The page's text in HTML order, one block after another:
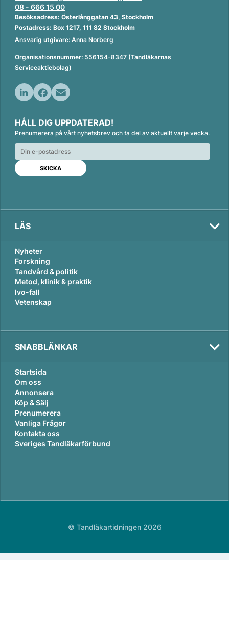
08 - 666 15 00
Besöksadress: Österlånggatan 43, Stockholm
Postadress: Box 1217, 111 82 Stockholm
Ansvarig utgivare: Anna Norberg
Organisationsnummer: 556154-8347 (Tandläkarnas
Serviceaktiebolag)
n
k
e
d
n
c
e
b
o
o
k
a
i
l
HÅLL DIG UPPDATERAD!
Prenumerera på vårt nyhetsbrev och ta del av aktuellt varje vecka.
LÄS
Nyheter
Forskning
Tandvård & politik
Metod, klinik & praktik
Ivo-fall
Vetenskap
SNABBLÄNKAR
Startsida
Om oss
Annonsera
Köp & Sälj
Prenumerera
Vanliga Frågor
Kontakta oss
Sveriges Tandläkarförbund
© Tandläkartidningen 2026